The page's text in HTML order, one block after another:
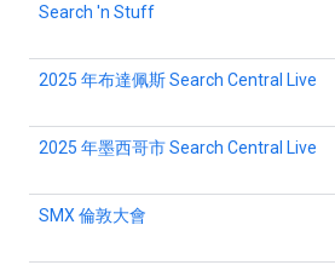
Search 'n Stuff
2025 年布達佩斯 Search Central Live
2025 年墨西哥市 Search Central Live
SMX 倫敦大會